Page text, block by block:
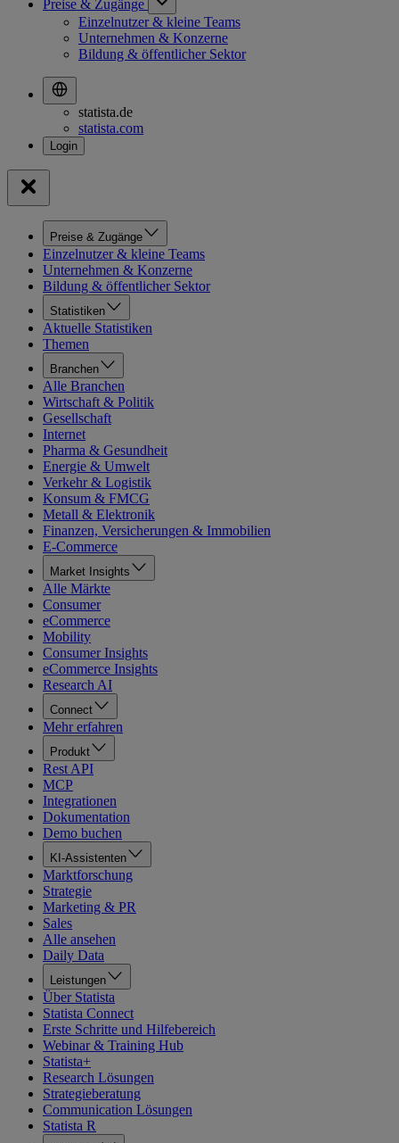
Preise & Zugänge
Einzelnutzer & kleine Teams
Unternehmen & Konzerne
Bildung & öffentlicher Sektor
statista.de
statista.com
Preise & Zugänge
Einzelnutzer & kleine Teams
Unternehmen & Konzerne
Bildung & öffentlicher Sektor
Statistiken
Aktuelle Statistiken
Themen
Branchen
Alle Branchen
Wirtschaft & Politik
Gesellschaft
Internet
Pharma & Gesundheit
Energie & Umwelt
Verkehr & Logistik
Konsum & FMCG
Metall & Elektronik
Finanzen, Versicherungen & Immobilien
E-Commerce
Market Insights
Alle Märkte
Consumer
eCommerce
Mobility
Consumer Insights
eCommerce Insights
Research AI
Connect
Mehr erfahren
Produkt
Rest API
MCP
Integrationen
Dokumentation
Demo buchen
KI-Assistenten
Marktforschung
Strategie
Marketing & PR
Sales
Alle ansehen
Daily Data
Leistungen
Über Statista
Statista Connect
Erste Schritte und Hilfebereich
Webinar & Training Hub
Statista+
Research Lösungen
Strategieberatung
Communication Lösungen
Statista R